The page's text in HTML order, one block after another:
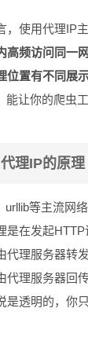
，使用代理IP
高频访问同一
位置有不同展
能让你的爬虫
理IP的原理
urllib等主流网
是在发起
代理服务器转
代理服务器回
是透明的，你